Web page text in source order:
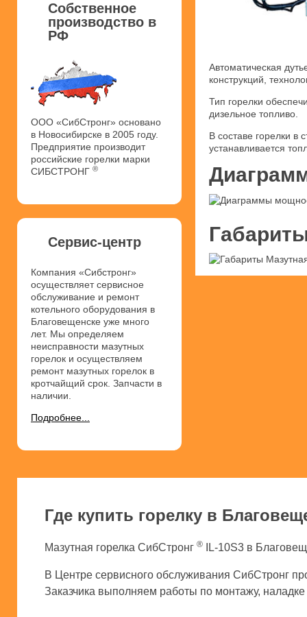
Автоматическая
конструкций,
Тип горелки
дизельное топливо.
В составе горелки в
устанавливается
Собственное
производство в
РФ
ООО «СибСтронг» основано
в Новосибирске в 2005 году.
Предприятие производит
российские горелки марки
СИБСТРОНГ ®
Сервис-центр
Компания «Сибстронг»
осуществляет сервисное
обслуживание и ремонт
котельного оборудования в
Благовещенске уже много
лет. Мы определяем
неисправности мазутных
горелок и осуществляем
ремонт мазутных горелок в
кротчайщий срок. Запчасти в
наличии.
Подробнее...
Где купить горелку в
Мазутная горелка СибСтронг ® IL-10S3 в
В Центре сервисного обслуживания СибСтронг
Заказчика выполняем работы по монтажу, наладке